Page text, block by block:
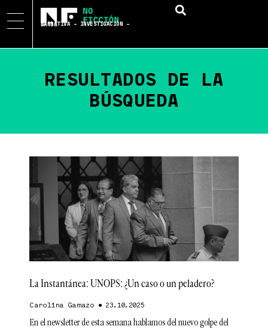
NARRATIVA – INVESTIGACIÓN – DATOS
RESULTADOS DE LA
BÚSQUEDA
La Instantánea: UNOPS: ¿Un caso o un peladero?
Carolina Gamazo 23.10.2025
En el newsletter de esta semana hablamos del nuevo golpe del